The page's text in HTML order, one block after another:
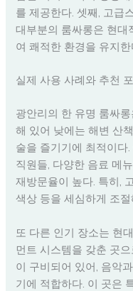
를 제공한다. 셋째, 고급
대부분의 룸싸롱은 현대
여 쾌적한 환경을 유지한
실제 사용 사례와 추천
광안리의 한 유명 룸싸
해 있어 낮에는 해변 산
술을 즐기기에 최적이다
직원들, 다양한 음료 메
재방문율이 높다. 특히,
색상 등을 세심하게 조
또 다른 인기 장소는 현
먼트 시스템을 갖춘 곳
이 구비되어 있어, 음악
기에 적합하다. 이 곳은